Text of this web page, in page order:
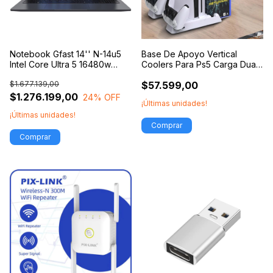
Notebook Gfast 14'' N-14u5
Intel Core Ultra 5 16480w
Windows 11
$1.276.199,00
$1.677.139,00
24% OFF
¡Últimas unidades!
Base De Apoyo Vertical
Coolers Para Ps5 Carga Dual
$57.599,00
¡Últimas unidades!